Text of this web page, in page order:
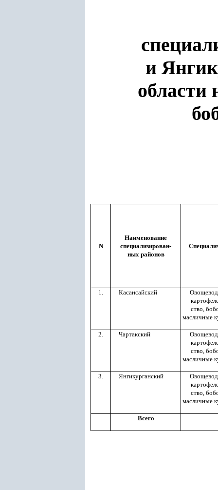
и
области
N
Наименование
специализирован-
ных районов
1. Касансайский
ство,
масличные
2. Чартакский
ство,
масличные
3. Янгикурганский
ство,
масличные
Всего